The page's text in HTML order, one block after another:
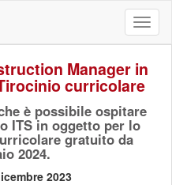
Manager in
curricolare
è possibile ospitare
ITS in oggetto per lo
gratuito da
2024.
2023